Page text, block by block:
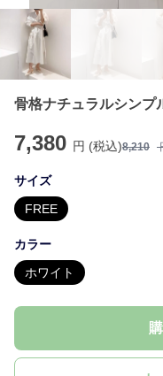
骨格ナチュラルシンプ
7,380 円 (税込)8,210
サイズ
FREE
カラー
ホワイト